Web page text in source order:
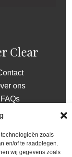
zoals
en/of te raadplegen.
wij gegevens zoals
Clear
ons
FAQs